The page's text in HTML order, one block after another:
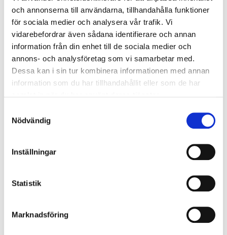
och annonserna till användarna, tillhandahålla funktioner
för sociala medier och analysera vår trafik. Vi
vidarebefordrar även sådana identifierare och annan
information från din enhet till de sociala medier och
annons- och analysföretag som vi samarbetar med.
Dessa kan i sin tur kombinera informationen med annan
information som du har tillhandahållit eller som de har
Nödvändig
Inställningar
Statistik
Marknadsföring
HOPPE
Handtag till fönsterdörr